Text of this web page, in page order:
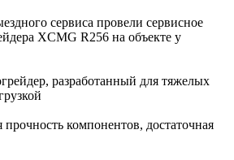
сервиса провели сервисное
XCMG R256 на объекте у
разработанный для тяжелых
компонентов, достаточная